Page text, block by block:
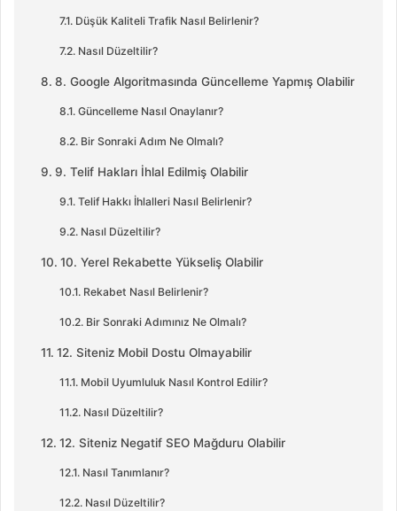
Düşük Kaliteli Trafik Nasıl Belirlenir?
Nasıl Düzeltilir?
8. Google Algoritmasında Güncelleme Yapmış Olabilir
Güncelleme Nasıl Onaylanır?
Bir Sonraki Adım Ne Olmalı?
9. Telif Hakları İhlal Edilmiş Olabilir
Telif Hakkı İhlalleri Nasıl Belirlenir?
Nasıl Düzeltilir?
10. Yerel Rekabette Yükseliş Olabilir
Rekabet Nasıl Belirlenir?
Bir Sonraki Adımınız Ne Olmalı?
12. Siteniz Mobil Dostu Olmayabilir
Mobil Uyumluluk Nasıl Kontrol Edilir?
Nasıl Düzeltilir?
12. Siteniz Negatif SEO Mağduru Olabilir
Nasıl Tanımlanır?
Nasıl Düzeltilir?